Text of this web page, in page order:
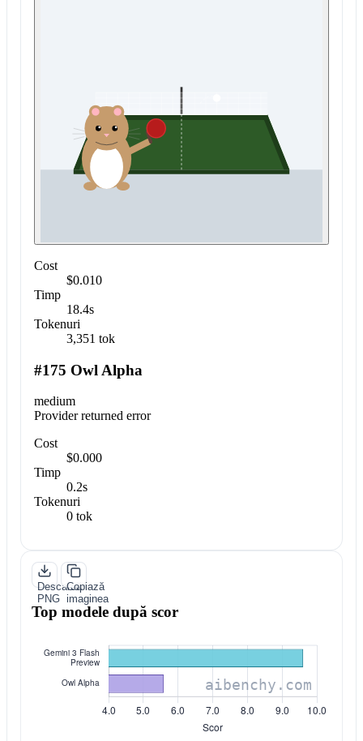
Cost
$0.010
Timp
18.4s
Tokenuri
3,351 tok
#175 Owl Alpha
medium
Provider returned error
Cost
$0.000
Timp
0.2s
Tokenuri
0 tok
Descarcă
PNG
Copiază
imaginea
Top modele după scor